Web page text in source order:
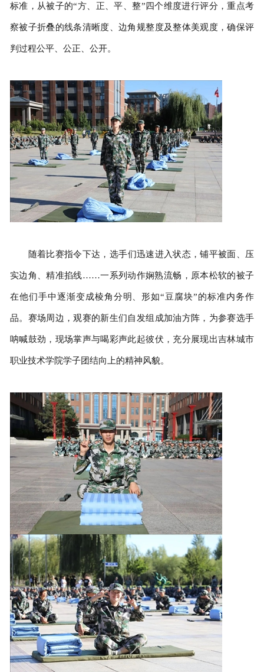
标准，从被子的“方、正、平、整”四个维度进行评分，重点考
察被子折叠的线条清晰度、边角规整度及整体美观度，确保评
判过程公平、公正、公开。
随着比赛指令下达，选手们迅速进入状态，铺平被面、压
实边角、精准掐线……一系列动作娴熟流畅，原本松软的被子
在他们手中逐渐变成棱角分明、形如“豆腐块”的标准内务作
品。赛场周边，观赛的新生们自发组成加油方阵，为参赛选手
呐喊鼓劲，现场掌声与喝彩声此起彼伏，充分展现出吉林城市
职业技术学院学子团结向上的精神风貌。